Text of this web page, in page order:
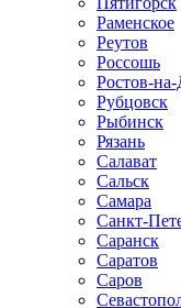
Раменское
Реутов
Россошь
Ростов-
Рубцовск
Рыбинск
Рязань
Салават
Сальск
Самара
Санкт-
Саранск
Саратов
Саров